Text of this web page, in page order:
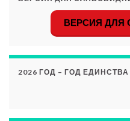
ВЕРСИЯ ДЛЯ
2026 ГОД – ГОД